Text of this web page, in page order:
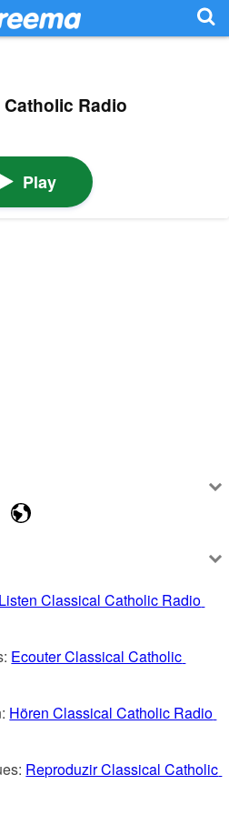
Radio
Play
Listen Classical Catholic Radio
Ecouter Classical Catholic
Hören Classical Catholic Radio
Reproduzir Classical Catholic